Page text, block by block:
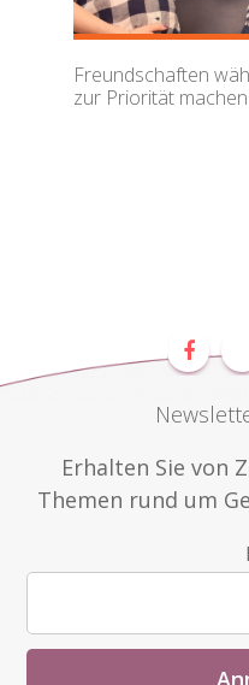
Freundschaften
zur Priorität machen
Erhalten Sie von
Themen rund um